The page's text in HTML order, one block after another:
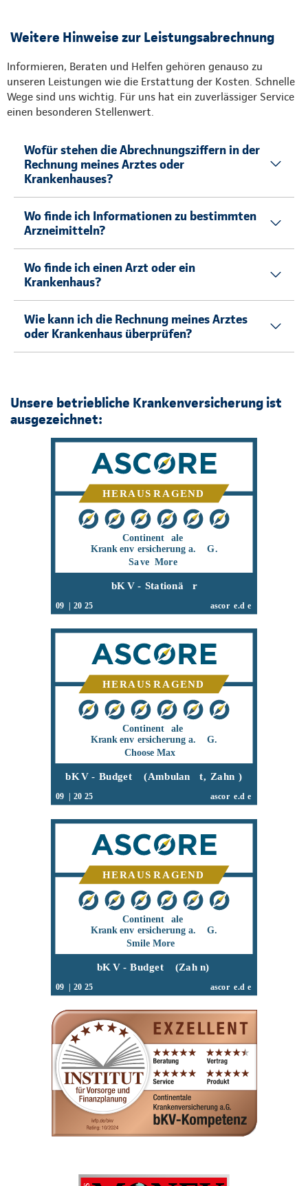
Weitere Hinweise zur Leistungsabrechnung
Informieren, Beraten und Helfen gehören genauso zu
unseren Leistungen wie die Erstattung der Kosten. Schnelle
Wege sind uns wichtig. Für uns hat ein zuverlässiger Service
einen besonderen Stellenwert.
Wofür stehen die Abrechnungsziffern in der
Rechnung meines Arztes oder
Krankenhauses?
Wo finde ich Informationen zu bestimmten
Arzneimitteln?
Wo finde ich einen Arzt oder ein
Krankenhaus?
Wie kann ich die Rechnung meines Arztes
oder Krankenhaus überprüfen?
Unsere betriebliche Krankenversicherung ist
ausgezeichnet: